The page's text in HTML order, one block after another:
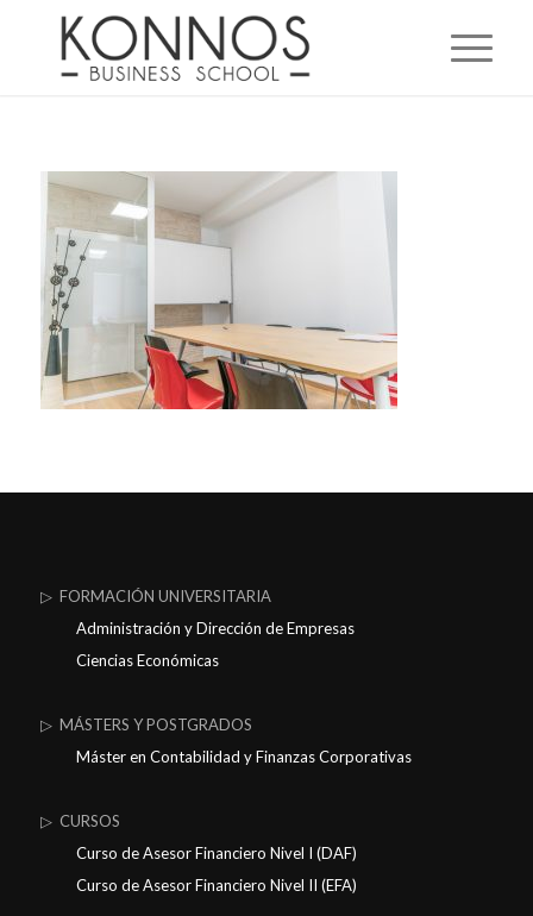
▷ FORMACIÓN UNIVERSITARIA
Administración y Dirección de Empresas
Ciencias Económicas
▷ MÁSTERS Y POSTGRADOS
Máster en Contabilidad y Finanzas Corporativas
▷ CURSOS
Curso de Asesor Financiero Nivel I (DAF)
Curso de Asesor Financiero Nivel II (EFA)